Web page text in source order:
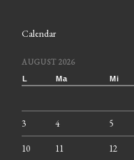
Calendar
AUGUST 2026
L Ma Mi
3 4 5
10 11 12